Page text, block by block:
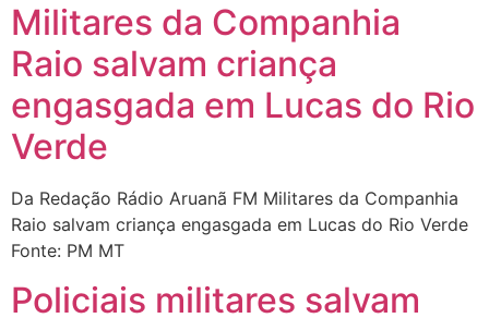
Militares da Companhia
Raio salvam criança
engasgada em Lucas do Rio
Verde
Da Redação Rádio Aruanã FM Militares da Companhia
Raio salvam criança engasgada em Lucas do Rio Verde
Fonte: PM MT
Policiais militares salvam